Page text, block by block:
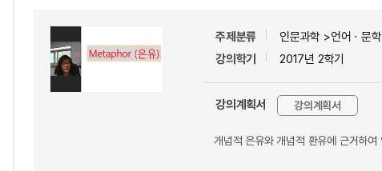
주제분류
인문과학 >언어ㆍ문
강의학기
2017년 2학기
강의계획서 강의계획서
개념적 은유와 개념적 환유에 근거하